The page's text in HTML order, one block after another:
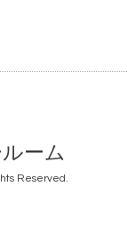
ーム
Reserved.